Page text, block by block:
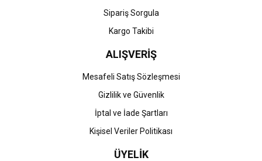
Gönder
Sipariş Sorgula
Kargo Takibi
ALIŞVERİŞ
Mesafeli Satış Sözleşmesi
Gizlilik ve Güvenlik
İptal ve İade Şartları
Kişisel Veriler Politikası
ÜYELİK